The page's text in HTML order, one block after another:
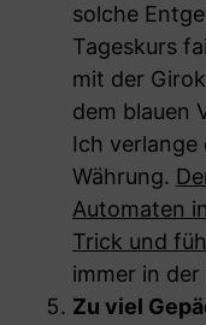
solche
Tageskurs
mit der
dem blauen
Ich verlange
Währung.
Automaten
Trick und
immer in
Zu viel